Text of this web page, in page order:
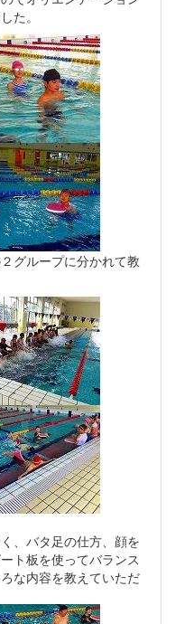
た。
グループに分かれて教
、バタ足の仕方、顔を
ト板を使ってバランス
な内容を教えていただ